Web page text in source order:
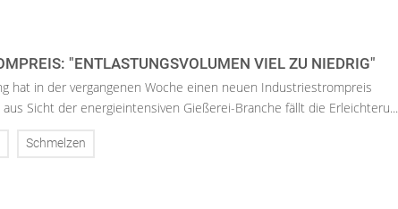
"ENTLASTUNGSVOLUMEN VIEL ZU NIEDRIG"
hat in der vergangenen Woche einen neuen Industriestrompreis
Sicht der energieintensiven Gießerei-Branche fällt die Erleichteru...
Schmelzen